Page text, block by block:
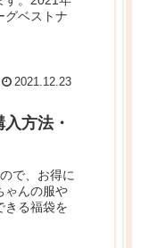
グベストナ
2021.12.23
方法・
で、お得に
ゃんの服や
きる福袋を